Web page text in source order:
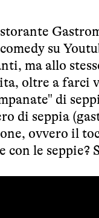
su
ma allo
oltre a farci
di
di seppia
ovvero il
le seppie?